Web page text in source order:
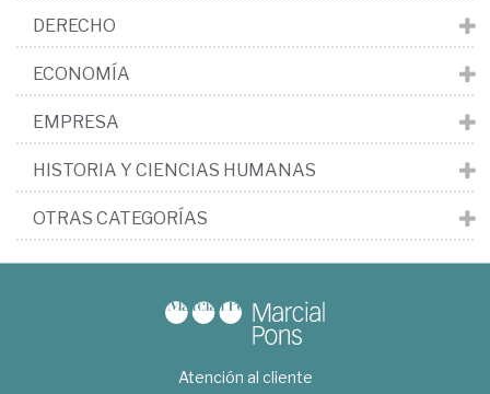
DERECHO
ECONOMÍA
EMPRESA
HISTORIA Y CIENCIAS HUMANAS
OTRAS CATEGORÍAS
Atención al cliente